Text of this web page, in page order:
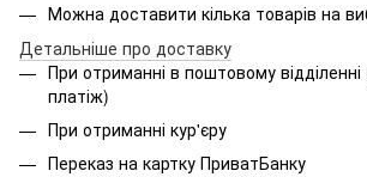
Можна доставити кілька товарів на
Детальніше про доставку
При отриманні в поштовому
платіж)
При отриманні кур'єру
Переказ на картку ПриватБанку